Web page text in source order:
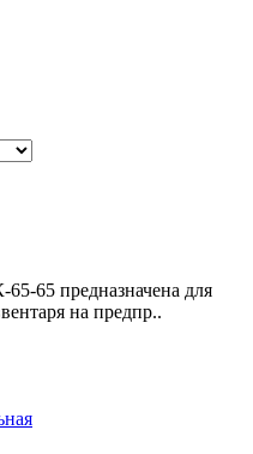
65 предназначена для
на предпр..